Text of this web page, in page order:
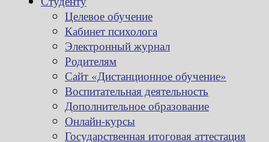
Целевое обучение
Кабинет психолога
Электронный журнал
Родителям
Сайт «Дистанционное обучение»
Воспитательная деятельность
Дополнительное образование
Онлайн-курсы
Государственная итоговая аттестация